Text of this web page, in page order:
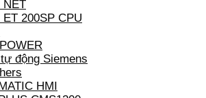
NET
ET 200SP CPU
động Siemens
HMI